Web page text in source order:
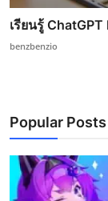
เรียนรู้
benzbenzio
Popular Posts